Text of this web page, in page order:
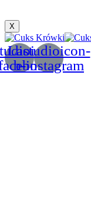
X
Lastudioicon-
b-instagram